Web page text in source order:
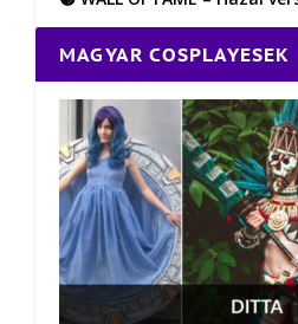
MAGYAR COSPLAYESEK